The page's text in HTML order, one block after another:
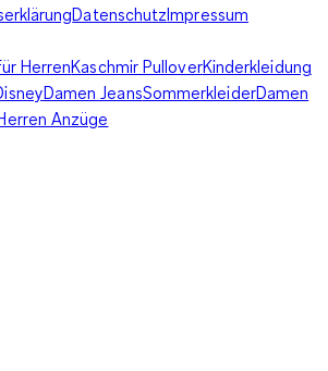
DatenschutzImpressum
HerrenKaschmir PulloverKinderkleidung
Damen JeansSommerkleiderDamen
Anzüge